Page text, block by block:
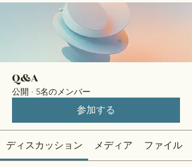
Q&A
公開 · 5名のメンバー
参加する
ディスカッション メディア ファイル